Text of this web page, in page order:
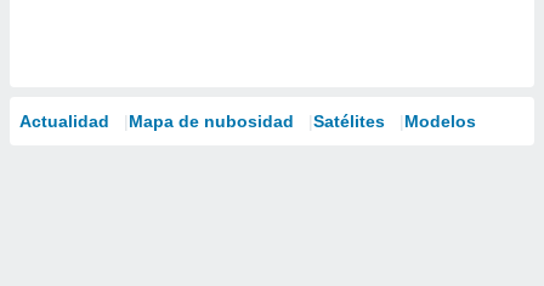
Actualidad Mapa de nubosidad Satélites Modelos